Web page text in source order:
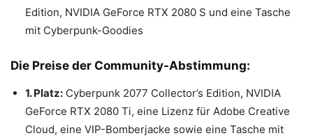
Edition, NVIDIA GeForce RTX 2080 S und eine Tasche
mit Cyberpunk-Goodies
Die Preise der Community-Abstimmung:
1. Platz: Cyberpunk 2077 Collector’s Edition, NVIDIA
GeForce RTX 2080 Ti, eine Lizenz für Adobe Creative
Cloud, eine VIP-Bomberjacke sowie eine Tasche mit